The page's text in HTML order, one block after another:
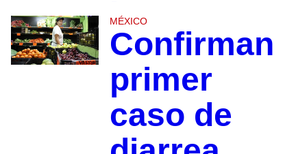
MÉXICO
Confirman
primer
caso de